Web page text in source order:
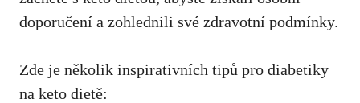
doporučení a zohlednili své zdravotní podmínky.
Zde je několik inspirativních tipů pro ⁣diabetiky
na keto dietě: